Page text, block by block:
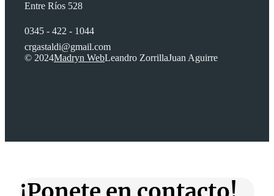
Entre Ríos 528
0345 - 422 - 1044
crgastaldi@gmail.com
© 2024Madryn WebLeandro ZorrillaJuan Aguirre